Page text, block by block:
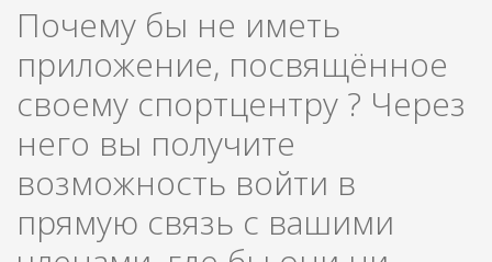
Почему бы не иметь
приложение, посвящённое
своему спортцентру ? Через
него вы получите
возможность войти в
прямую связь с вашими